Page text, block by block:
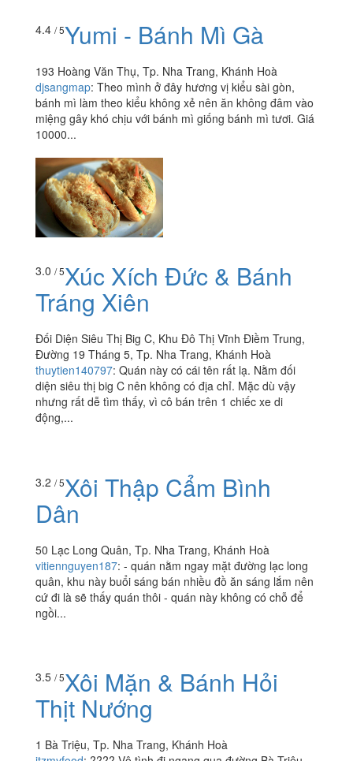
4.4 / 5Yumi - Bánh Mì Gà
193 Hoàng Văn Thụ, Tp. Nha Trang, Khánh Hoà
djsangmap: Theo mình ở đây hương vị kiểu sài gòn,
bánh mì làm theo kiểu không xẻ nên ăn không đâm vào
miệng gây khó chịu với bánh mì giống bánh mì tươi. Giá
10000...
3.0 / 5Xúc Xích Đức & Bánh
Tráng Xiên
Đối Diện Siêu Thị Big C, Khu Đô Thị Vĩnh Điềm Trung,
Đường 19 Tháng 5, Tp. Nha Trang, Khánh Hoà
thuytien140797: Quán này có cái tên rất lạ. Nằm đối
diện siêu thị big C nên không có địa chỉ. Mặc dù vậy
nhưng rất dễ tìm thấy, vì cô bán trên 1 chiếc xe di
động,...
3.2/ 5Xôi Thập Cẩm Bình
Dân
50 Lạc Long Quân, Tp. Nha Trang, Khánh Hoà
ngồi...